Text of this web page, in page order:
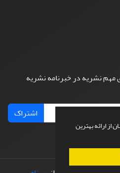
از ارائه بهترین
مهم نشریه در خبرنامه نشریه
اشتراک